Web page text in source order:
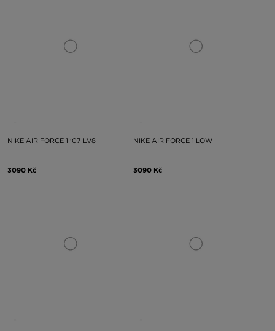
NIKE AIR FORCE 1 '07 LV8
3090 Kč
NIKE AIR FORCE 1 LOW
3090 Kč